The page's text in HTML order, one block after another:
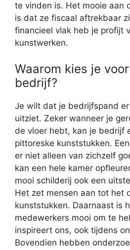
te vinden is. Het mooie aan
is dat ze fiscaal aftrekbaar
financieel vlak heb je profijt
kunstwerken.
Waarom kies je
bedrijf?
Je wilt dat je bedrijfspand
uitziet. Zeker wanneer je
de vloer hebt, kan je bedrijf
pittoreske kunststukken.
er niet alleen van zichzelf
kan een hele kamer
mooi schilderij ook een
Het zet mensen aan tot het
kunststukken. Daarnaast is
medewerkers mooi om te
inspireert ons, ook tijdens
Bovendien hebben